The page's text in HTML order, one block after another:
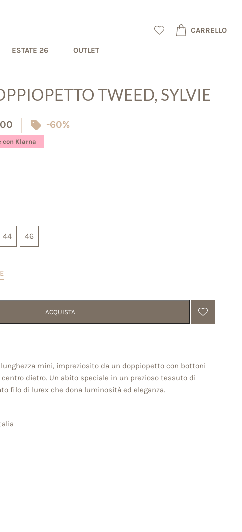
ESTATE 26 OUTLET
CARRELLO
TWEED, SYLVIE
-60%
con Klarna
44 46
ACQUISTA
mini, impreziosito da un doppiopetto con bottoni
dietro. Un abito speciale in un prezioso tessuto di
filo di lurex che dona luminosità ed eleganza.